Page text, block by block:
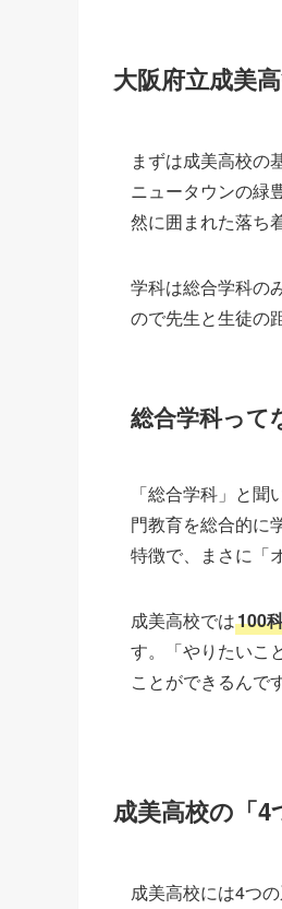
大阪府立成美
まずは成美高校の
ニュータウンの緑
然に囲まれた落ち
学科は総合学科の
ので先生と生徒の
総合学科って
「総合学科」と
門教育を総合的に
特徴で、まさに「
成美高校では100
す。「やりたいこ
ことができるんで
成美高校の「4
成美高校には4つ